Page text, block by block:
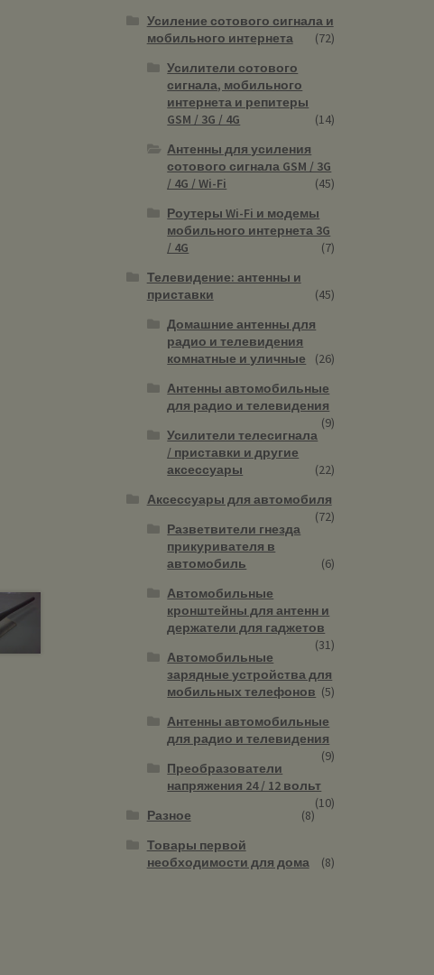
Усиление сотового сигнала и
мобильного интернета
(72)
Усилители сотового
сигнала, мобильного
интернета и репитеры
GSM / 3G / 4G
(14)
Антенны для усиления
сотового сигнала GSM / 3G
/ 4G / Wi-Fi
(45)
Роутеры Wi-Fi и модемы
мобильного интернета 3G
/ 4G
(7)
Телевидение: антенны и
приставки
(45)
Домашние антенны для
радио и телевидения
комнатные и уличные
(26)
Антенны автомобильные
для радио и телевидения
(9)
Усилители телесигнала
/ приставки и другие
аксессуары
(22)
Аксессуары для автомобиля
(72)
Разветвители гнезда
прикуривателя в
автомобиль
(6)
Автомобильные
кронштейны для антенн и
держатели для гаджетов
(31)
Автомобильные
зарядные устройства для
мобильных телефонов (5)
Антенны автомобильные
для радио и телевидения
(9)
Преобразователи
напряжения 24 / 12 вольт
(10)
Разное
(8)
Товары первой
необходимости для дома
(8)